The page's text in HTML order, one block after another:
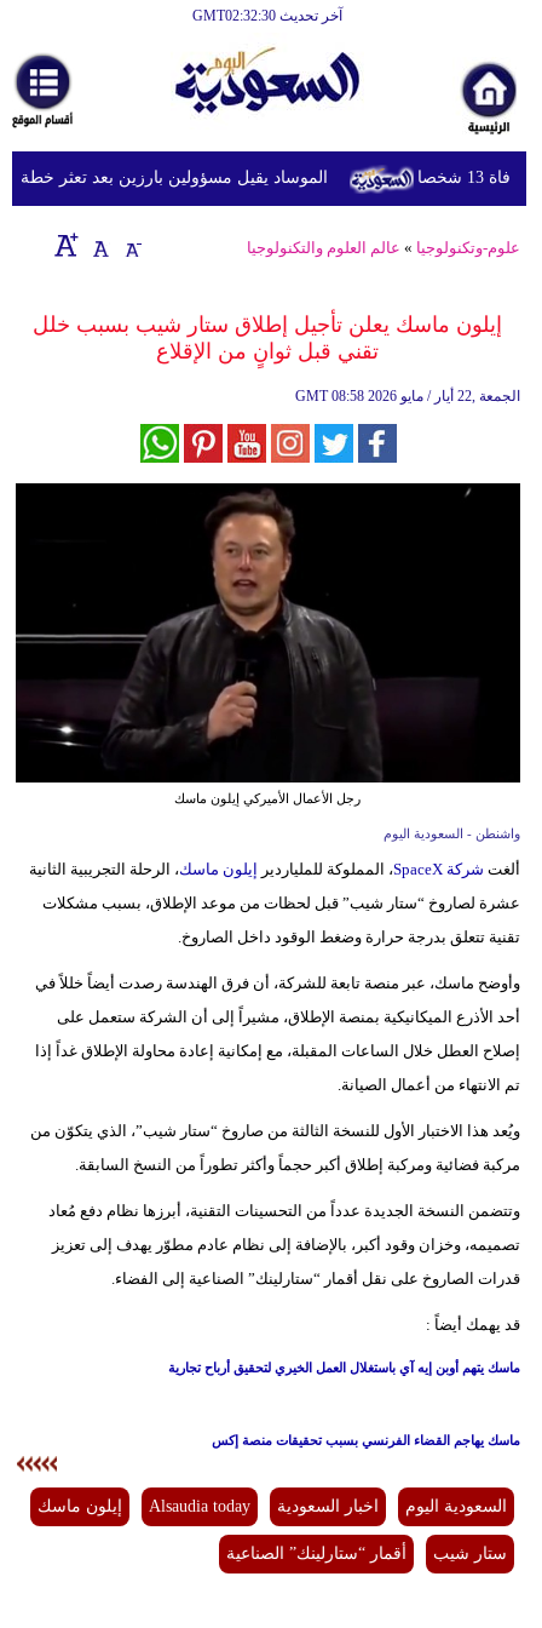
آخر تحديث GMT02:32:30
أخبارعاجلة
رياضة
ثقافة
إقتصاد
وموسيقى
إعلام
علوم
وتكنولوجيا
مدوَّنات
أبراج
سيارات
الموساد يقيل مسؤولين بارزين بعد تعثر خطة شخصا
علوم-وتكنولوجيا » عالم العلوم والتكنولوجيا
إيلون ماسك يعلن تأجيل إطلاق ستار شيب بسبب خلل
تقني قبل ثوانٍ من الإقلاع
GMT 08:58 2026 الجمعة ,22 أيار / مايو
رجل الأعمال الأميركي إيلون ماسك
واشنطن - السعودية اليوم
ألغت شركة SpaceX ، المملوكة للملياردير إيلون ماسك، الرحلة التجريبية الثانية
عشرة لصاروخ “ستار شيب” قبل لحظات من موعد الإطلاق، بسبب مشكلات
تقنية تتعلق بدرجة حرارة وضغط الوقود داخل الصاروخ.
وأوضح ماسك، عبر منصة تابعة للشركة، أن فرق الهندسة رصدت أيضاً خللاً في
أحد الأذرع الميكانيكية بمنصة الإطلاق، مشيراً إلى أن الشركة ستعمل على
إصلاح العطل خلال الساعات المقبلة، مع إمكانية إعادة محاولة الإطلاق غداً إذا
تم الانتهاء من أعمال الصيانة.
ويُعد هذا الاختبار الأول للنسخة الثالثة من صاروخ “ستار شيب”، الذي يتكوّن من
مركبة فضائية ومركبة إطلاق أكبر حجماً وأكثر تطوراً من النسخ السابقة.
وتتضمن النسخة الجديدة عدداً من التحسينات التقنية، أبرزها نظام دفع مُعاد
تصميمه، وخزان وقود أكبر، بالإضافة إلى نظام عادم مطوّر يهدف إلى تعزيز
قدرات الصاروخ على نقل أقمار “ستارلينك” الصناعية إلى الفضاء.
قد يهمك أيضاً :
ماسك يتهم أوبن إيه آي باستغلال العمل الخيري لتحقيق أرباح تجارية
ماسك يهاجم القضاء الفرنسي بسبب تحقيقات منصة إكس
السعودية اليوم اخبار السعودية Alsaudia today إيلون ماسك
ستار شيب أقمار “ستارلينك” الصناعية